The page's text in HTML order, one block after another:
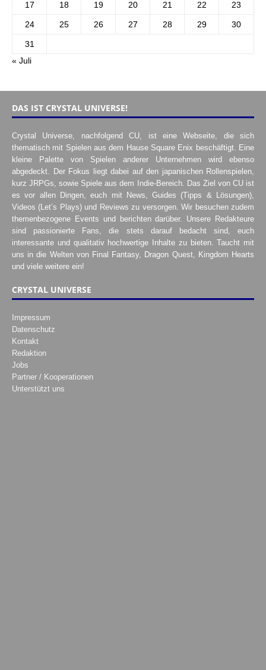
17 18 19 20 21 22 23
24 25 26 27 28 29 30
31
« Juli
DAS IST CRYSTAL UNIVERSE!
Crystal Universe, nachfolgend CU, ist eine Webseite, die sich
thematisch mit Spielen aus dem Hause Square Enix beschäftigt. Eine
kleine Palette von Spielen anderer Unternehmen wird ebenso
abgedeckt. Der Fokus liegt dabei auf den japanischen Rollenspielen,
kurz JRPGs, sowie Spiele aus dem Indie-Bereich. Das Ziel von CU ist
es vor allen Dingen, euch mit News, Guides (Tipps & Lösungen),
Videos (Let’s Plays) und Reviews zu versorgen. Wir besuchen zudem
themenbezogene Events und berichten darüber. Unsere Redakteure
sind passionierte Fans, die stets darauf bedacht sind, euch
interessante und qualitativ hochwertige Inhalte zu bieten. Taucht mit
uns in die Welten von Final Fantasy, Dragon Quest, Kingdom Hearts
und viele weitere ein!
CRYSTAL UNIVERSE
Impressum
Datenschutz
Kontakt
Redaktion
Jobs
Partner / Kooperationen
Unterstützt uns